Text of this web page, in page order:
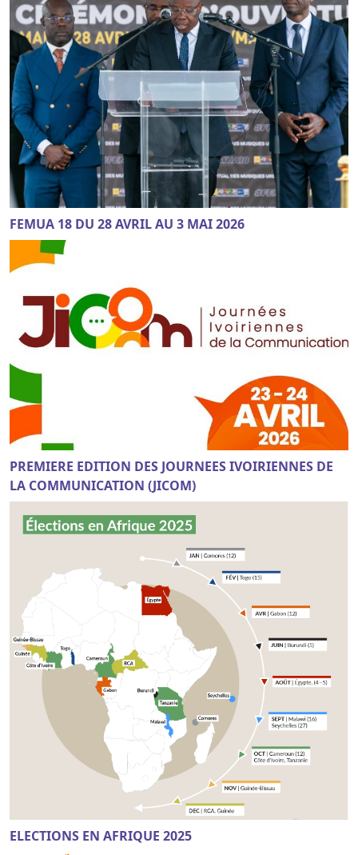
FEMUA 18 DU 28 AVRIL AU 3 MAI 2026
PREMIERE EDITION DES JOURNEES IVOIRIENNES DE
LA COMMUNICATION (JICOM)
ELECTIONS EN AFRIQUE 2025